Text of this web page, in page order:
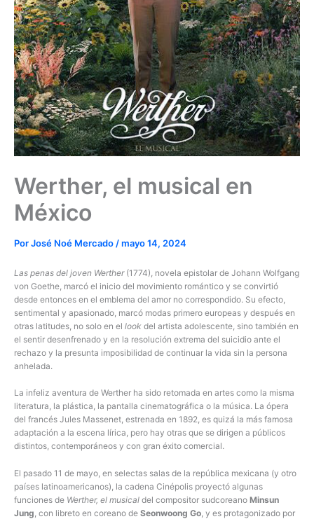
Werther, el musical en
México
PorJosé Noé Mercado /mayo 14, 2024
Las penas del joven Werther(1774), novela epistolar de Johann Wolfgang
von Goethe, marcó el inicio del movimiento romántico y se convirtió
desde entonces en el emblema del amor no correspondido. Su efecto,
sentimental y apasionado, marcó modas primero europeas y después en
otras latitudes, no solo en el look del artista adolescente, sino también en
el sentir desenfrenado y en la resolución extrema del suicidio ante el
rechazo y la presunta imposibilidad de continuar la vida sin la persona
anhelada.
La infeliz aventura de Werther ha sido retomada en artes como la misma
literatura, la plástica, la pantalla cinematográfica o la música. La ópera
del francés Jules Massenet, estrenada en 1892, es quizá la más famosa
adaptación a la escena lírica, pero hay otras que se dirigen a públicos
distintos, contemporáneos y con gran éxito comercial.
El pasado 11 de mayo, en selectas salas de la república mexicana (y otro
países latinoamericanos), la cadena Cinépolis proyectó algunas
funciones de Werther, el musical del compositor sudcoreano Minsun
Jung , con libreto en coreano de Seonwoong Go , y es protagonizado por